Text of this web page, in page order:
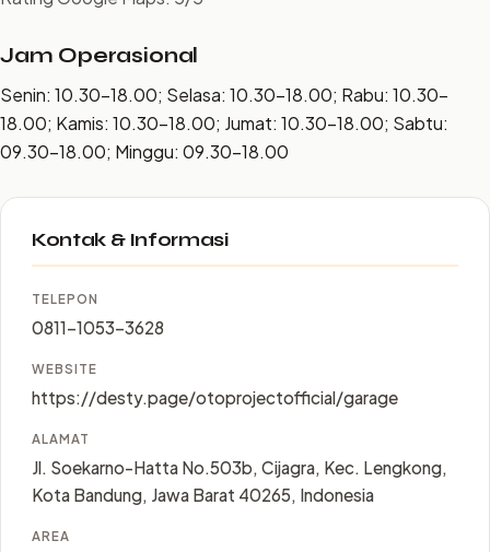
Jam Operasional
Senin: 10.30–18.00; Selasa: 10.30–18.00; Rabu: 10.30–
18.00; Kamis: 10.30–18.00; Jumat: 10.30–18.00; Sabtu:
09.30–18.00; Minggu: 09.30–18.00
Kontak & Informasi
TELEPON
0811-1053-3628
WEBSITE
https://desty.page/otoprojectofficial/garage
ALAMAT
Jl. Soekarno-Hatta No.503b, Cijagra, Kec. Lengkong,
Kota Bandung, Jawa Barat 40265, Indonesia
AREA